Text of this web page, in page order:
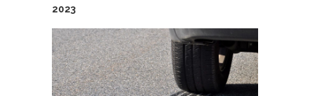
2023